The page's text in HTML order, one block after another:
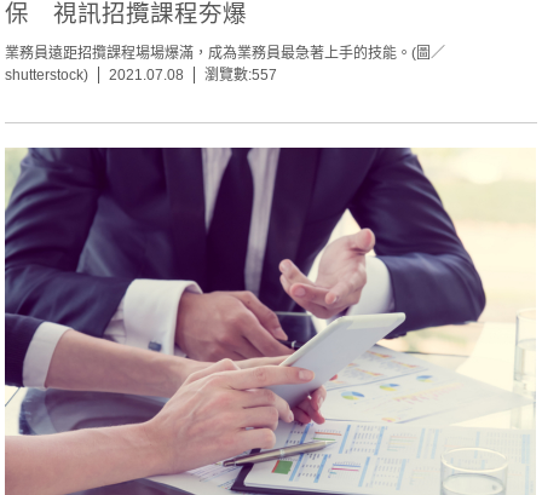
保 視訊招攬課程夯爆
業務員遠距招攬課程場場爆滿，成為業務員最急著上手的技能。(圖／
shutterstock)
2021.07.08 瀏覽數:557